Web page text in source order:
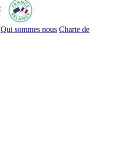
Qui sommes nous Charte de